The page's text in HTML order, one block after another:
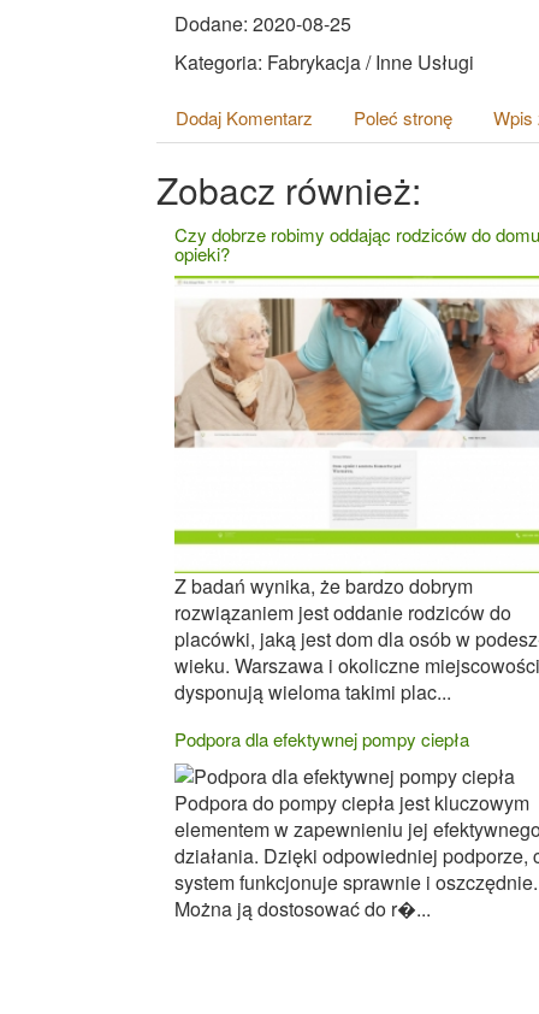
Dodane: 2020-08-25
Kategoria: Fabrykacja / Inne Usługi
Dodaj Komentarz Poleć stronę Wpis
Zobacz również:
Czy dobrze robimy oddając rodziców do domu
opieki?
Z badań wynika, że bardzo dobrym
rozwiązaniem jest oddanie rodziców do
placówki, jaką jest dom dla osób w
wieku. Warszawa i okoliczne miejscowości
dysponują wieloma takimi plac...
Podpora dla efektywnej pompy ciepła
Podpora do pompy ciepła jest kluczowym
elementem w zapewnieniu jej
działania. Dzięki odpowiedniej podporze,
system funkcjonuje sprawnie i oszczędnie.
Można ją dostosować do r�...